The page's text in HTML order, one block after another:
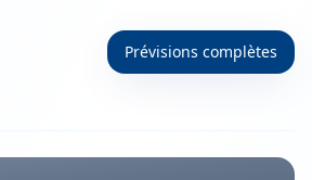
Prévisions complètes